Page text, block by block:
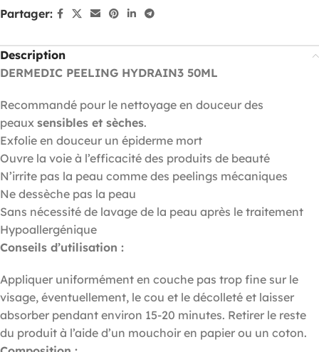
Partager:
Description
DERMEDIC PEELING HYDRAIN3 50ML
Recommandé pour le nettoyage en douceur des
peaux sensibles et sèches.
Exfolie en douceur un épiderme mort
Ouvre la voie à l’efficacité des produits de beauté
N’irrite pas la peau comme des peelings mécaniques
Ne dessèche pas la peau
Sans nécessité de lavage de la peau après le traitement
Hypoallergénique
Conseils d’utilisation :
Appliquer uniformément en couche pas trop fine sur le
visage, éventuellement, le cou et le décolleté et laisser
absorber pendant environ 15-20 minutes. Retirer le reste
du produit à l’aide d’un mouchoir en papier ou un coton.